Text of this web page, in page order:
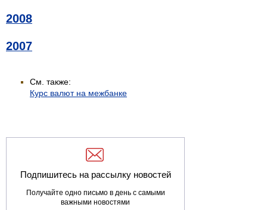
2008
2007
См. также:
Курс валют на межбанке
Подпишитесь на рассылку новостей
Получайте одно письмо в день с самыми
важными новостями